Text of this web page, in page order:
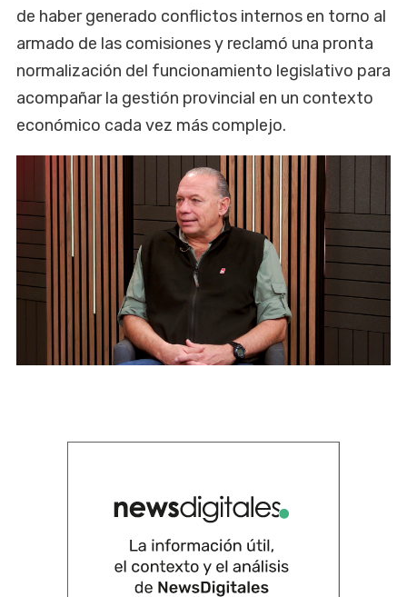
de haber generado conflictos internos en torno al
armado de las comisiones y reclamó una pronta
normalización del funcionamiento legislativo para
acompañar la gestión provincial en un contexto
económico cada vez más complejo.